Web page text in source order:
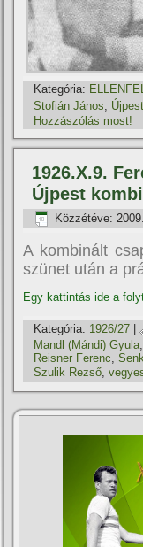
Kategória:
Stofián János
Hozzászólás most!
1926.X.9.
Újpest
Közzétéve:
A kombinált
szünet után a
Egy kattintás ide a
Kategória: 1926/27 |
Mandl (Mándi) Gyula,
Reisner Ferenc,
Szulik Rezső ,